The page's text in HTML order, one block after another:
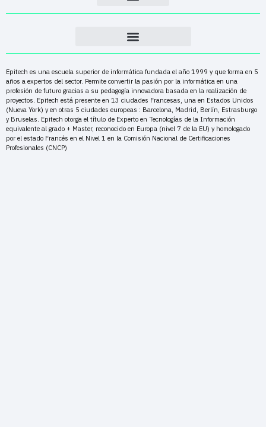
Epitech es una escuela superior de informática fundada el año 1999 y que forma en 5
años a expertos del sector. Permite convertir la pasión por la informática en una
profesión de futuro gracias a su pedagogía innovadora basada en la realización de
proyectos. Epitech está presente en 13 ciudades Francesas, una en Estados Unidos
(Nueva York) y en otras 5 ciudades europeas : Barcelona, Madrid, Berlín, Estrasburgo
y Bruselas. Epitech otorga el título de Experto en Tecnologías de la Información
equivalente al grado + Master, reconocido en Europa (nivel 7 de la EU) y homologado
por el estado Francés en el Nivel 1 en la Comisión Nacional de Certificaciones
Profesionales (CNCP)